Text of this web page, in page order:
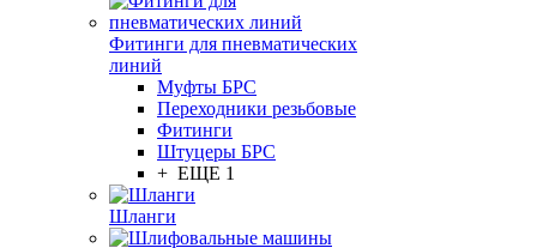
Фитинги для пневматических
линий
Муфты БРС
Переходники резьбовые
Фитинги
Штуцеры БРС
+ ЕЩЕ 1
Шланги